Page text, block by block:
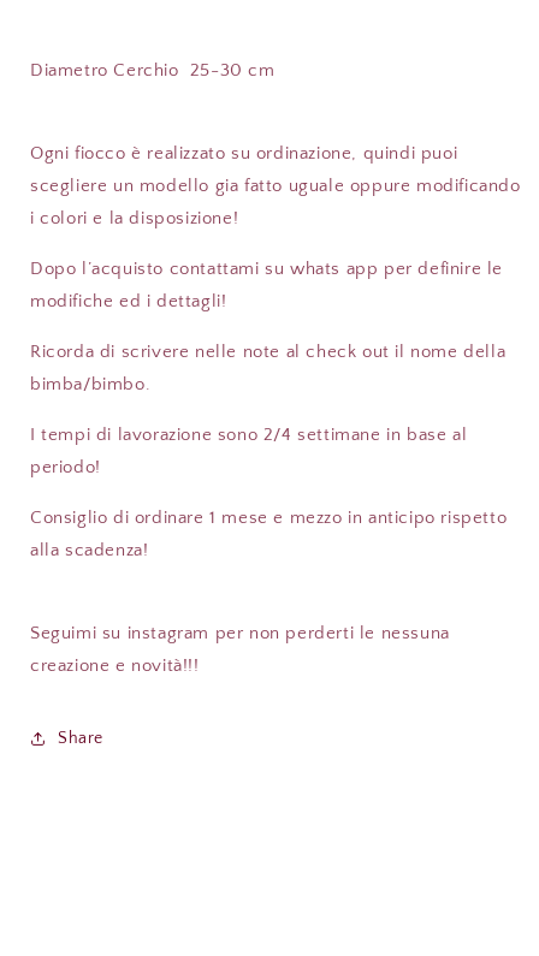
Diametro Cerchio 25-30 cm
Ogni fiocco è realizzato su ordinazione, quindi puoi
scegliere un modello gia fatto uguale oppure modificando
i colori e la disposizione!
Dopo l’acquisto contattami su whats app per definire le
modifiche ed i dettagli!
Ricorda di scrivere nelle note al check out il nome della
bimba/bimbo.
I tempi di lavorazione sono 2/4 settimane in base al
periodo!
Consiglio di ordinare 1 mese e mezzo in anticipo rispetto
alla scadenza!
Seguimi su instagram per non perderti le nessuna
creazione e novità!!!
Share